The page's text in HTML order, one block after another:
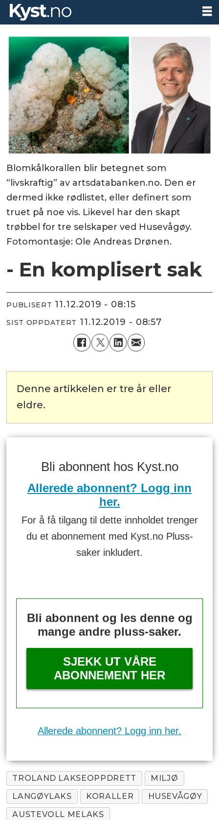
Blomkålkorallen blir betegnet som
“livskraftig” av artsdatabanken.no. Den er
dermed ikke rødlistet, eller definert som
truet på noe vis. Likevel har den skapt
trøbbel for tre selskaper ved Husevågøy.
Fotomontasje: Ole Andreas Drønen.
- En komplisert sak
PUBLISERT 11.12.2019 - 08:15
SIST OPPDATERT 11.12.2019 - 08:57
Denne artikkelen er tre år eller
eldre.
Bli abonnent hos Kyst.no
Allerede abonnent? Logg inn
her.
For å få tilgang til dette innholdet trenger
du et abonnement med Kyst.no Pluss-
saker inkludert.
Bli abonnent og les denne og
mange andre pluss-saker.
SJEKK UT VÅRE
ABONNEMENT HER
Allerede abonnent? Logg inn her.
TROLAND LAKSEOPPDRETT
MILJØ
LANGØYLAKS
KORALLER
HUSEVÅGØY
AUSTEVOLL MELAKS